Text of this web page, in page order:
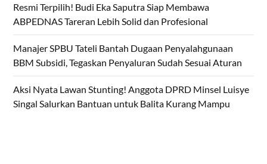
Resmi Terpilih! Budi Eka Saputra Siap Membawa
ABPEDNAS Tareran Lebih Solid dan Profesional
Manajer SPBU Tateli Bantah Dugaan Penyalahgunaan
BBM Subsidi, Tegaskan Penyaluran Sudah Sesuai Aturan
Aksi Nyata Lawan Stunting! Anggota DPRD Minsel Luisye
Singal Salurkan Bantuan untuk Balita Kurang Mampu